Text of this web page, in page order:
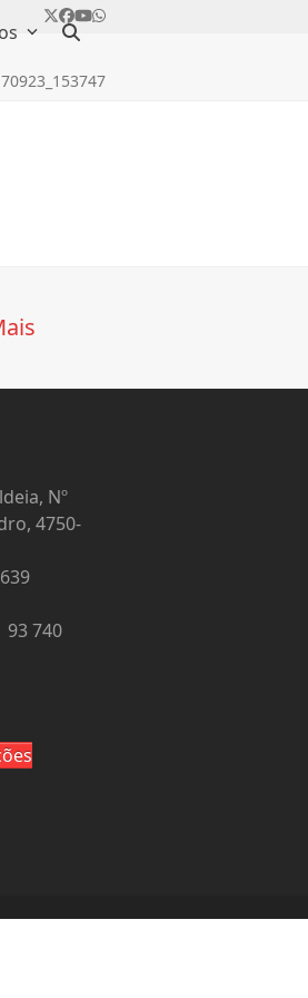
Twitter
Facebook
YouTube
Whatsapp
Nº
4750-
93 740